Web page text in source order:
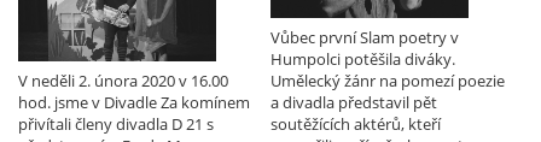
Vůbec první Slam poetry v
Humpolci potěšila diváky.
Umělecký žánr na pomezí poezie
a divadla představil pět
soutěžících aktérů, kteří
V neděli 2. února 2020 v 16.00
hod. jsme v Divadle Za komínem
přivítali členy divadla D 21 s